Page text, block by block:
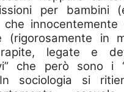
per bambini
che innocentemente
(rigorosamente in
legate e
che però sono i
sociologia si